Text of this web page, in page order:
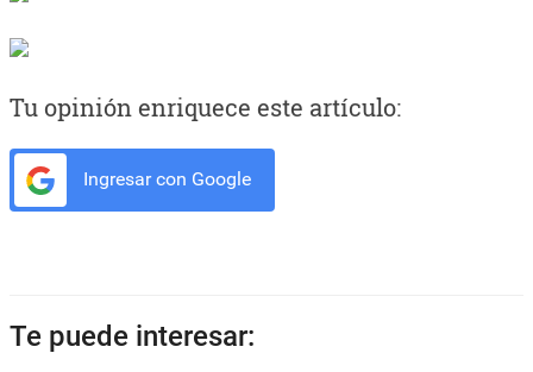
Tu opinión enriquece este artículo:
Ingresar con Google
Te puede interesar: